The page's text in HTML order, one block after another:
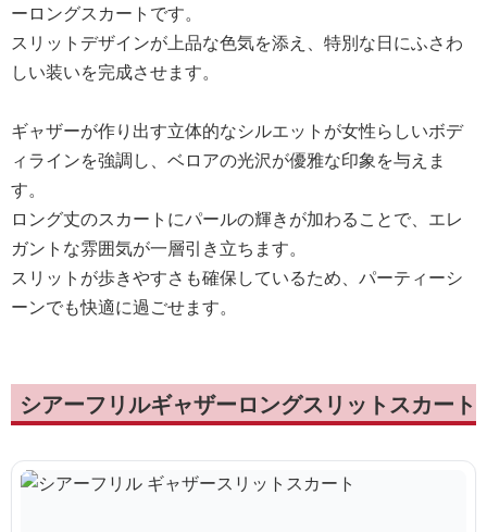
ーロングスカートです。
スリットデザインが上品な色気を添え、特別な日にふさわ
しい装いを完成させます。
ギャザーが作り出す立体的なシルエットが女性らしいボデ
ィラインを強調し、ベロアの光沢が優雅な印象を与えま
す。
ロング丈のスカートにパールの輝きが加わることで、エレ
ガントな雰囲気が一層引き立ちます。
スリットが歩きやすさも確保しているため、パーティーシ
ーンでも快適に過ごせます。
シアーフリルギャザーロングスリットスカート